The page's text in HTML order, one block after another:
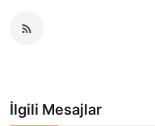
İlgili Mesajlar